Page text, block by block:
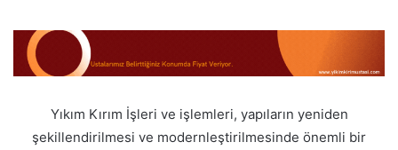
Yıkım Kırım İşleri ve işlemleri, yapıların yeniden
şekillendirilmesi ve modernleştirilmesinde önemli bir